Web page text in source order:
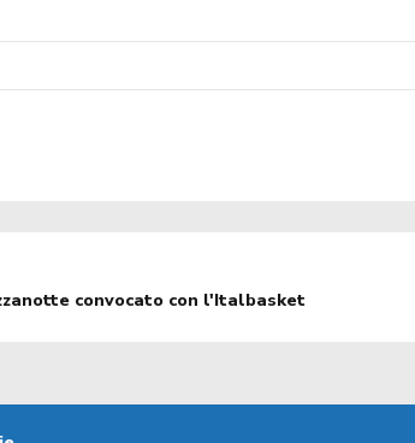
convocato con l'Italbasket